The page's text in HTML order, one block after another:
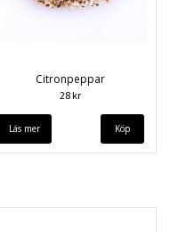
Citronpeppar
28 kr
Läs mer